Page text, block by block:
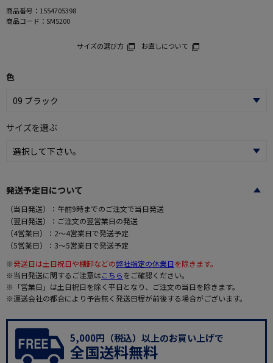
商品番号： 1554705398
商品コード： SM5200
サイズの選び方 お直しについて
色
サイズを選ぶ
発送予定日について
（当日発送）：午前9時までのご注文で当日発送
（翌日発送）：ご注文の翌営業日の発送
（4営業日）：2～4営業日で発送予定
（5営業日）：3～5営業日で発送予定
※発送日は土日祝日や棚卸などの弊社指定の休業日を除きます。
※当日発送に関するご注意はこちらをご確認ください。
※「営業日」は土日祝日を除く平日となり、ご注文の当日を除きます。
※運送会社の都合により予告無く発送日程が前後する場合がございます。
5,000円（税込）以上のお買い上げで
全国送料無料